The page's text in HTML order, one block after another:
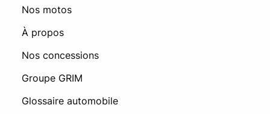
Nos motos
À propos
Nos concessions
Groupe GRIM
Glossaire automobile